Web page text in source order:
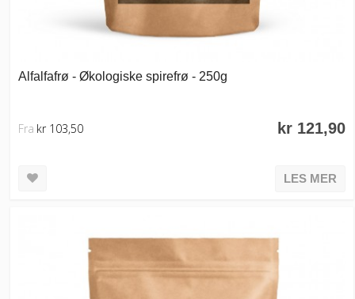
Alfalfafrø - Økologiske spirefrø - 250g
kr 121,90
Fra kr 103,50
LES MER